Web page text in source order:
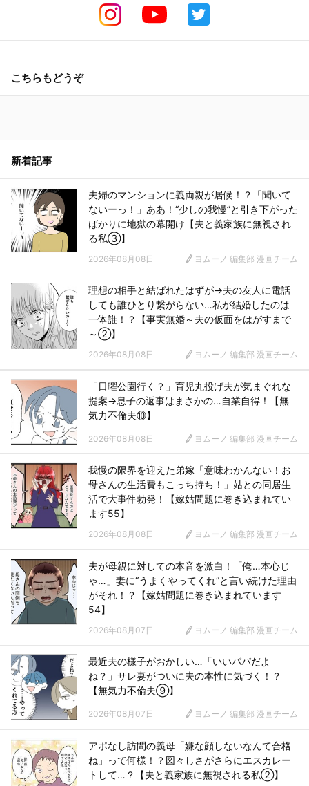
こちらもどうぞ
新着記事
夫婦のマンションに義両親が居候！？「聞いて
ないーっ！」ああ！“少しの我慢”と引き下がった
ばかりに地獄の幕開け【夫と義家族に無視され
る私③】
2026年08月08日 ヨムーノ 編集部 漫画チーム
理想の相手と結ばれたはずが→夫の友人に電話
しても誰ひとり繋がらない…私が結婚したのは
一体誰！？【事実無婚～夫の仮面をはがすまで
～②】
2026年08月08日 ヨムーノ 編集部 漫画チーム
「日曜公園行く？」育児丸投げ夫が気まぐれな
提案→息子の返事はまさかの…自業自得！【無
気力不倫夫⑩】
2026年08月08日 ヨムーノ 編集部 漫画チーム
我慢の限界を迎えた弟嫁「意味わかんない！お
母さんの生活費もこっち持ち！」姑との同居生
活で大事件勃発！【嫁姑問題に巻き込まれてい
ます55】
2026年08月08日 ヨムーノ 編集部 漫画チーム
夫が母親に対しての本音を激白！「俺…本心じ
ゃ…」妻に“うまくやってくれ”と言い続けた理由
がそれ！？【嫁姑問題に巻き込まれています
54】
2026年08月07日 ヨムーノ 編集部 漫画チーム
最近夫の様子がおかしい…「いいパパだよ
ね？」サレ妻がついに夫の本性に気づく！？
【無気力不倫夫⑨】
2026年08月07日 ヨムーノ 編集部 漫画チーム
アポなし訪問の義母「嫌な顔しないなんて合格
ね」って何様！？図々しさがさらにエスカレー
トして…？【夫と義家族に無視される私②】